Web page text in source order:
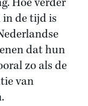
Zoek
in de tijd is
dat hun
zo als de
van